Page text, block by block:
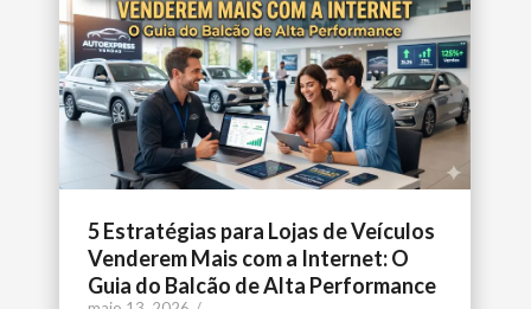
5 Estratégias para Lojas de Veículos
Venderem Mais com a Internet: O
Guia do Balcão de Alta Performance